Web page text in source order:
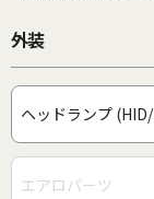
外装
ヘッドランプ
エアロパーツ